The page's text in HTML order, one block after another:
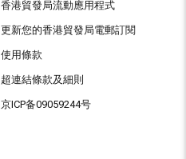
香港貿發局流動應用程式
更新您的香港貿發局電郵訂閱
使用條款
超連結條款及細則
京ICP备09059244号